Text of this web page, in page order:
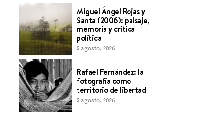
Miguel Ángel Rojas y
Santa (2006): paisaje,
memoria y crítica
política
5 agosto, 2026
Rafael Fernández: la
fotografía como
territorio de libertad
5 agosto, 2026